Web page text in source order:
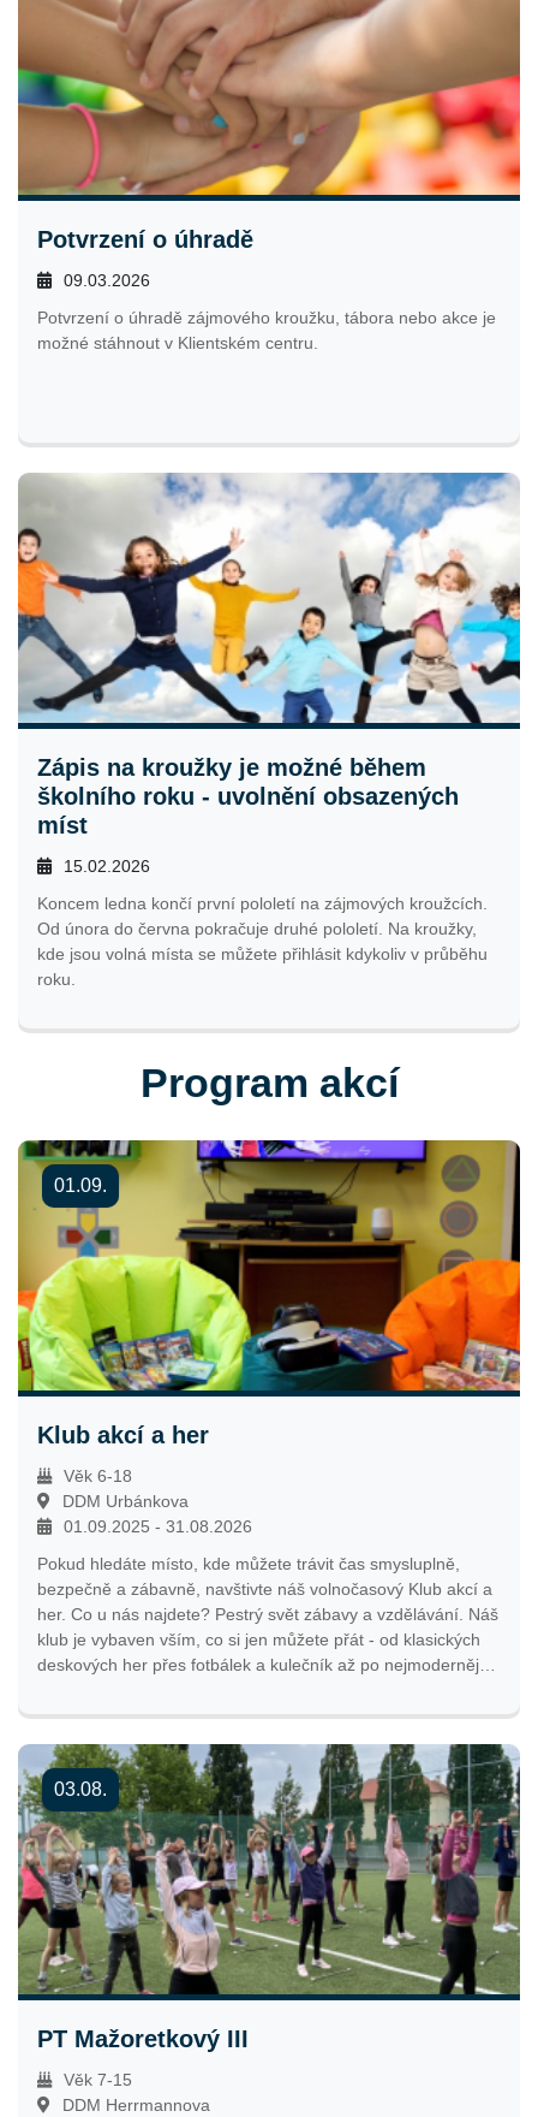
Potvrzení o úhradě
09.03.2026
Potvrzení o úhradě zájmového kroužku, tábora nebo akce je
možné stáhnout v Klientském centru.
Zápis na kroužky je možné během
školního roku - uvolnění obsazených
míst
15.02.2026
Koncem ledna končí první pololetí na zájmových kroužcích.
Od února do června pokračuje druhé pololetí. Na kroužky,
kde jsou volná místa se můžete přihlásit kdykoliv v průběhu
roku.
Program akcí
01.09.
Klub akcí a her
Věk 6-18
DDM Urbánkova
01.09.2025 - 31.08.2026
Pokud hledáte místo, kde můžete trávit čas smysluplně,
bezpečně a zábavně, navštivte náš volnočasový Klub akcí a
her. Co u nás najdete? Pestrý svět zábavy a vzdělávání. Náš
klub je vybaven vším, co si jen můžete přát - od klasických
deskových her přes fotbálek a kulečník až po nejmodernější
týdně pořádáme nejrůznější turnaje, soutěže či kreativní
nebo sportovní aktivity. Ale nejde jen o hry! Nabízíme i
pomoc s domácími úkoly či případnými problémy. Přijďte se
k nám podívat každý všední den od 14:00 do 18:00 hodin,
jsme tu pro Vás.
03.08.
PT Mažoretkový III
Věk 7-15
DDM Herrmannova